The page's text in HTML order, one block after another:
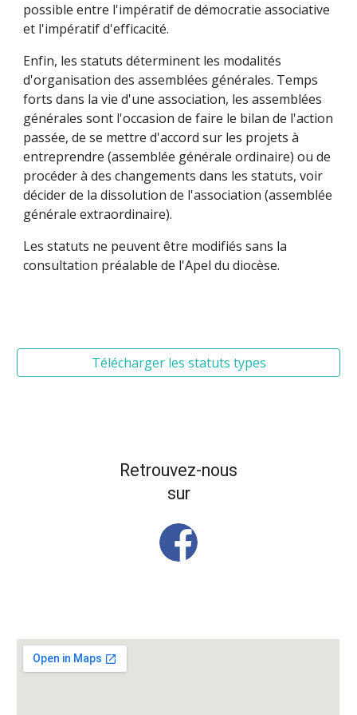
possible entre l'impératif de démocratie associative
et l'impératif d'efficacité.
Enfin, les statuts déterminent les modalités
d'organisation desassemblées générales. Temps
forts dans la vie d'une association, les assemblées
générales sont l'occasion de faire le bilan de l'action
passée, de se mettre d'accord sur les projets à
entreprendre (assemblée générale ordinaire) ou de
procéder à des changements dans les statuts, voir
décider de la dissolution de l'association (assemblée
générale extraordinaire).
Les statuts ne peuvent être modifiés sans la
consultation préalable de l'Apel du diocèse.
Télécharger les statuts types
Retrouvez-nous
sur